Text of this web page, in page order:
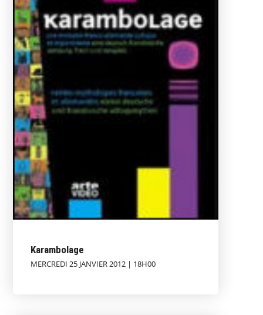
Karambolage
MERCREDI 25 JANVIER 2012 | 18H00